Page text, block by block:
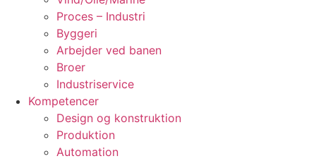
Proces – Industri
Byggeri
Arbejder ved banen
Broer
Industriservice
Kompetencer
Design og konstruktion
Produktion
Automation